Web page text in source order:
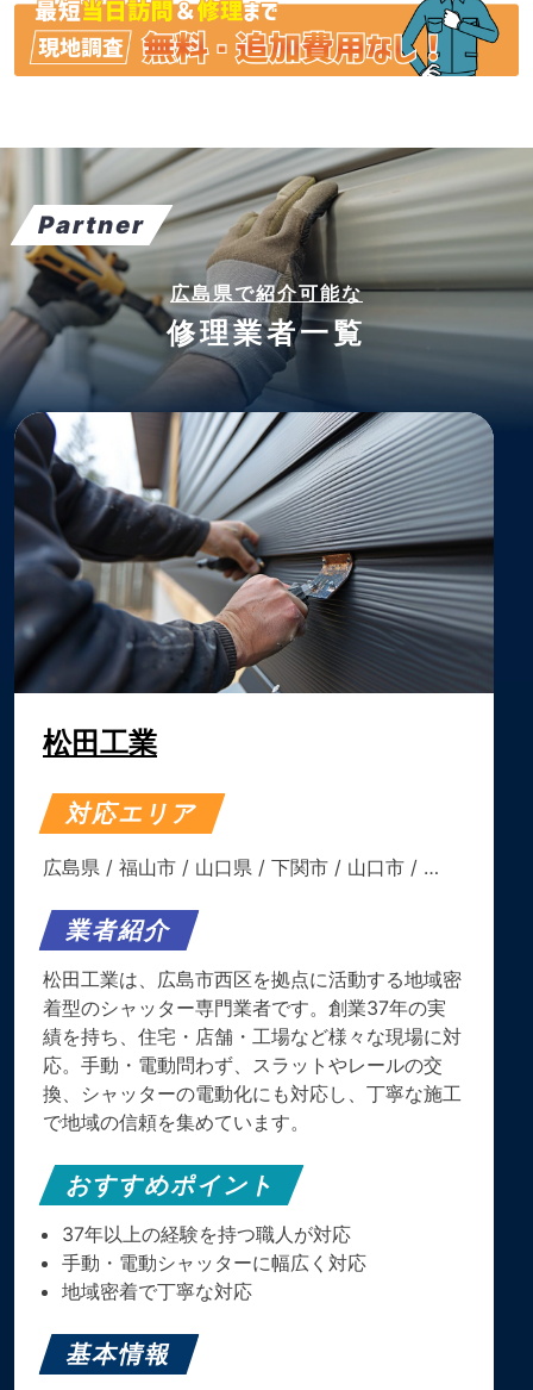
Partner
広島県で紹介可能な
修理業者一覧
松田工業
対応エリア
広島県 / 福山市 / 山口県 / 下関市 / 山口市 / …
業者紹介
松田工業は、広島市西区を拠点に活動する地域密
着型のシャッター専門業者です。創業37年の実
績を持ち、住宅・店舗・工場など様々な現場に対
応。手動・電動問わず、スラットやレールの交
換、シャッターの電動化にも対応し、丁寧な施工
で地域の信頼を集めています。
おすすめポイント
37年以上の経験を持つ職人が対応
手動・電動シャッターに幅広く対応
地域密着で丁寧な対応
基本情報